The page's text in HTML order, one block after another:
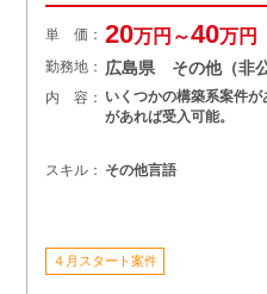
単 価： 20万円～40万円
勤務地： 広島県 その他（非公
内 容： いくつかの構築系案件
があれば受入可能。
スキル： その他言語
４月スタート案件